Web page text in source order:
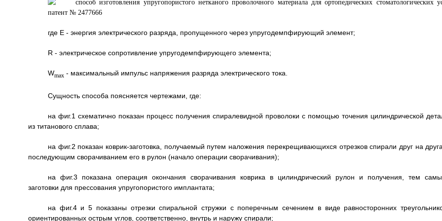
где E - энергия электрического разряда, пропущенного через упругодемпфирующий элемент;
R - электрическое сопротивление упругодемпфирующего элемента;
Wmax- максимальный импульс напряжения разряда электрического тока.
Сущность способа поясняется чертежами, где:
на фиг.1 схематично показан процесс получения спиралевидной проволоки с помощью точения цилиндрической
из титанового сплава;
на фиг.2 показан коврик-заготовка, получаемый путем наложения перекрещивающихся отрезков спирали друг на
последующим сворачиванием его в рулон (начало операции сворачивания);
на фиг.3 показана операция окончания сворачивания коврика в цилиндрический рулон и получения, тем
заготовки для прессования упругопористого имплантата;
на фиг.4 и 5 показаны отрезки спиральной стружки с поперечным сечением в виде равносторонних
ориентированных острым углов, соответственно, внутрь и наружу спирали;